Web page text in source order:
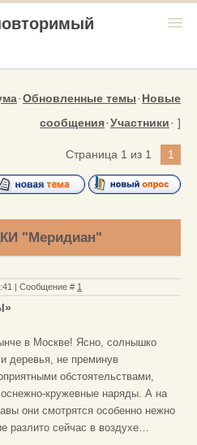
menu
·Обновленные темы·Новые
сообщения·Участники· ]
Страница 1 из 1 1
"Меридиан"
| Сообщение # 1
в Москве! Ясно, солнышко
деревья, не преминув
обстоятельствами,
кружевные наряды. А на
они смотрятся особенно нежно
разлито сейчас в воздухе…